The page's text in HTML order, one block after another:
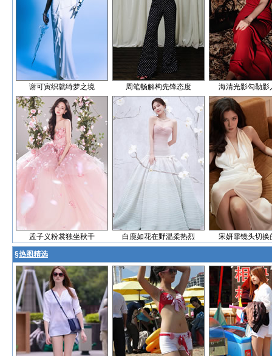
谢可寅织就绮梦之境 周笔畅解构先锋态度 海清光影勾勒影
孟子义粉裳独坐秋千 白鹿如花在野温柔热烈 宋妍霏镜头切换
§热图精选